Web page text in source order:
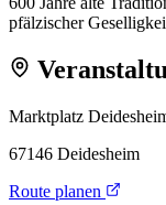
pfälzischer
Marktplatz
67146 Deidesheim
Route planen